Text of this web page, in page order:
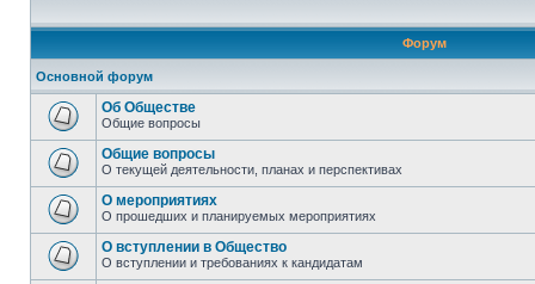
Форум
Основной форум
Об Обществе
Общие вопросы
Общие вопросы
О текущей деятельности, планах и перспективах
О мероприятиях
О прошедших и планируемых мероприятиях
О вступлении в Общество
О вступлении и требованиях к кандидатам